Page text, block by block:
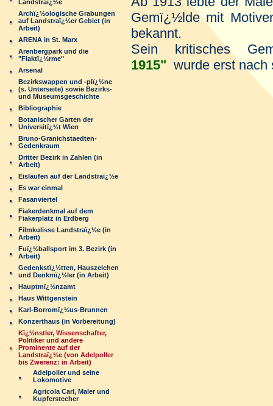
Landstraï¿½e
Archï¿½ologische Grabungen
auf Landstraï¿½er Gebiet (in
Arbeit)
ARENA in St. Marx
Arenbergpark und die
"Flaktï¿½rme"
Arsenal
Bezirkswappen und -plï¿½ne
(s. Unterseite) sowie Bezirks-
und Museumsgeschichte
Bibliographie
Botanischer Garten der
Universitï¿½t Wien
Bruno-Granichstaedten-
Gedenkraum
Dritter Bezirk in Zahlen (in
Arbeit)
Eislaufen auf der Landstraï¿½e
Es war einmal
Fasanviertel
Fiakerdenkmal auf dem
Fiakerplatz in Erdberg
Filmkulisse Landstraï¿½e (in
Arbeit)
Fuï¿½ballsport im 3. Bezirk (in
Arbeit)
Gedenkstï¿½tten, Hauszeichen
und Denkmï¿½ler (in Arbeit)
Hauptmï¿½nzamt
Haus Wittgenstein
Karl-Borromï¿½us-Brunnen
Konzerthaus (in Vorbereitung)
Kï¿½nstler, Wissenschafter,
Politiker und andere
Prominente auf der
Landstraï¿½e (von Adelpoller
bis Zwerenz: in Arbeit)
Adelpoller und seine
Lokomotive
Agricola Carl, Maler und
Kupferstecher
Gemï¿½lde mit
bekannt.
Sein kritisches
1915" wurde erst nach